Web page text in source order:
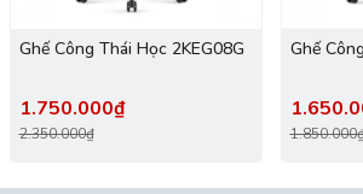
Ghế Công Thái Học 2KEG08G
1.750.000₫
2.350.000₫
Ghế